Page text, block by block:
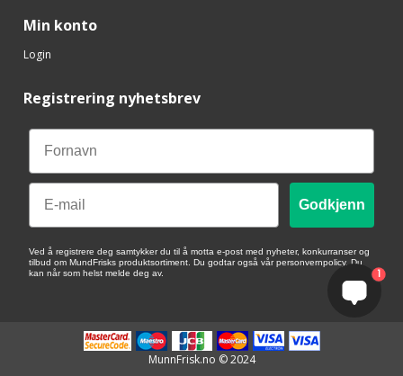
Min konto
Login
Registrering nyhetsbrev
Email
Godkjenn
Ved å registrere deg samtykker du til å motta e-post med nyheter, konkurranser og
tilbud om MundFrisks produktsortiment. Du godtar også vår personvernpolicy. Du
kan når som helst melde deg av.
MunnFrisk.no © 2024
1